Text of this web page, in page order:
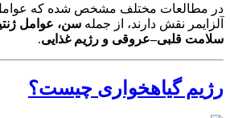
در مطالعات مختلف مشخص شده که عوامل
آلزایمر نقش دارند، از جمله سن، عوامل
سلامت قلبی–عروقی و رژیم غذایی.
رژیم گیاهخواری چیست؟